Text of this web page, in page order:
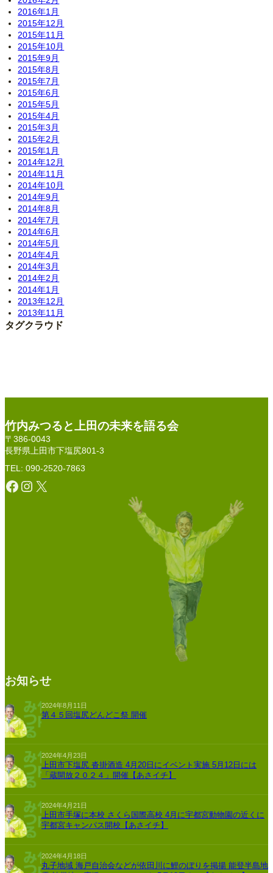
2016年1月
2015年12月
2015年11月
2015年10月
2015年9月
2015年8月
2015年7月
2015年6月
2015年5月
2015年4月
2015年3月
2015年2月
2015年1月
2014年12月
2014年11月
2014年10月
2014年9月
2014年8月
2014年7月
2014年6月
2014年5月
2014年4月
2014年3月
2014年2月
2014年1月
2013年12月
2013年11月
タグクラウド
竹内みつると上田の未来を語る会
〒386-0043
長野県上田市下塩尻801-3
TEL: 090-2520-7863
Facebook Instagram X
お知らせ
2024年8月11日
第４５回塩尻どんどこ祭 開催
2024年4月23日
上田市下塩尻 沓掛酒造 4月20日にイベント実施 5月12日には
「蔵開放２０２４」開催【あさイチ】
2024年4月21日
上田市手塚に本校 さくら国際高校 4月に宇都宮動物園の近くに
宇都宮キャンパス開校【あさイチ】
2024年4月18日
丸子地域 海戸自治会などが依田川に鯉のぼりを掲揚 能登半島地